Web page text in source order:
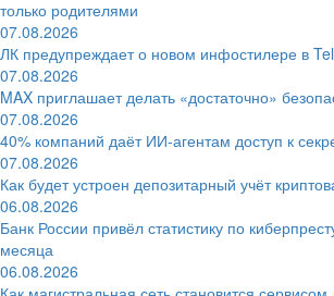
только родителями
07.08.2026
ЛК предупреждает о новом инфостилере в
07.08.2026
MAX приглашает делать «достаточно»
07.08.2026
40% компаний даёт ИИ‑агентам доступ к
07.08.2026
Как будет устроен депозитарный учёт
06.08.2026
Банк России привёл статистику по
месяца
06.08.2026